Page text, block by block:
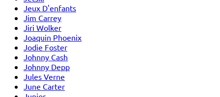
Jeux D'enfants
Jim Carrey
Jiri Wolker
Joaquin Phoenix
Jodie Foster
Johnny Cash
Johnny Depp
Jules Verne
June Carter